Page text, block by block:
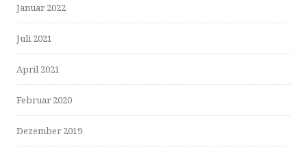
Januar 2022
Juli 2021
April 2021
Februar 2020
Dezember 2019